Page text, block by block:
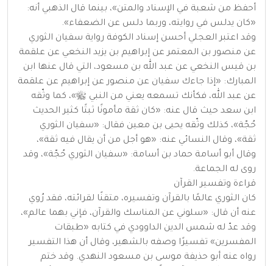
أحفظ من شعبة في الإسناد والمتن»، بينما قال الذهبي أنه:
«كان يدلس في روايته، وربما دلس عن الضعفاء».
وقد اعتبر العجلي أحسن إسناد الكوفة رواية سفيان الثوري
عن منصور بن المعتمر عن إبراهيم بن يزيد النخعي عن علقمة
بن قيس النخعي عن عبد الله بن مسعود، التي قال عنها ابن
المبارك: «إذا جاءك سفيان عن منصور عن إبراهيم عن علقمة
عن عبد الله، فكأنك تسمعه يعني من النبي ﷺ»، كما وثّقه
ابن سعد حيث قال عنه: «كان ثقة مأمونًا ثبتًا كثير الحديث
حُجّة»، كذلك وثّقه يحيى بن معين فقال: «سفيان الثوري
ثقة»، وقال النسائي عنه: «هو أجل من أن يقال فيه ثقة»،
وقال أبو أسامة حماد بن أسامة: «سفيان الثوري حُجّة»، وقد
روى له الجماعة.
قراءة وتفسير القرآن
كان الثوري عالمًا بالقرآن وتفسيره، متقنًا لقرائته، فقد رُوي
عنه أن قال: «سلوني عن المناسك والقرآن، فإني بهما عالم»،
وقد عدّ له شمس الدين الداوودي في كتابه «طبقات
المفسرين» تفسيرًا وصفه بالشهير، وقال أن هذا التفسير
رواه عنه أبو حذيفة موسى بن مسعود النهدي. وقد ختم